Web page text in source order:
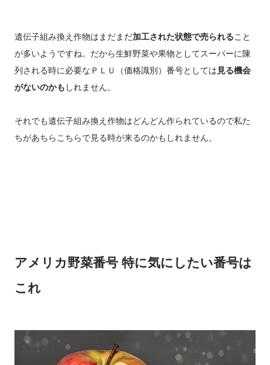
遺伝子組み換え作物はまだまだ加工された状態で売られること
が多いようですね。だから生鮮野菜や果物としてスーパーに陳
列される時に必要なＰＬＵ（価格識別）番号としては見る機会
がないのかも しれません。
それでも遺伝子組み換え作物はどんどん作られているので私た
ちがあちらこちらで見る時が来るのかもしれません。
アメリカ野菜番号 特に気にしたい番号は
これ